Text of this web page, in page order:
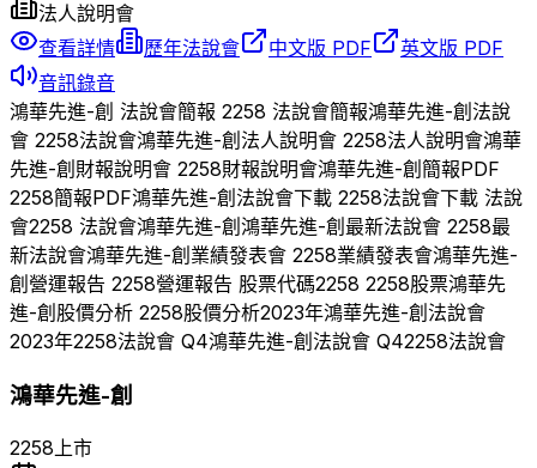
法人說明會
查看詳情
歷年法說會 中文版 PDF
英文版 PDF
音訊錄音
鴻華先進-創 法說會簡報 2258 法說會簡報鴻華先進-創 法說
會 2258法說會鴻華先進-創 法人說明會 2258法人說明會鴻華
先進-創 財報說明會 2258財報說明會鴻華先進-創 簡報PDF
2258簡報PDF鴻華先進-創 法說會下載 2258法說會下載 法說
會2258 法說會鴻華先進-創 鴻華先進-創 最新法說會 2258最
新法說會鴻華先進-創 業績發表會 2258業績發表會鴻華先進-
創 營運報告 2258營運報告 股票代碼2258 2258股票鴻華先
進-創 股價分析 2258股價分析2023年鴻華先進-創 法說會
2023年2258法說會 Q4鴻華先進-創 法說會 Q42258法說會
鴻華先進-創
2258 上市